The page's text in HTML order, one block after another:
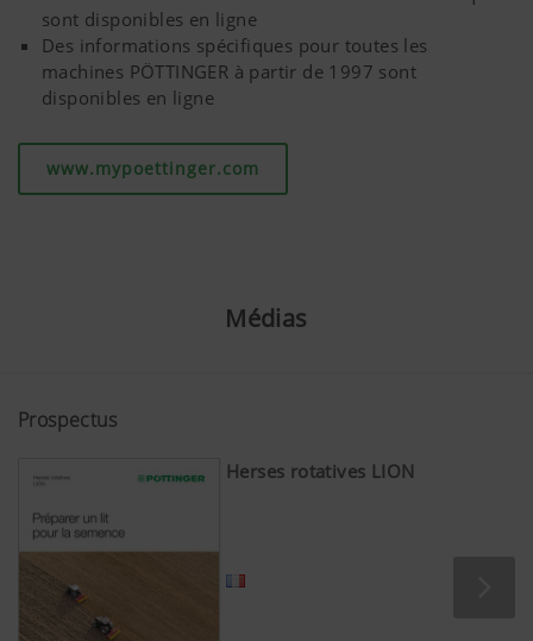
sont disponibles en ligne
Des informations spécifiques pour toutes les
machines PÖTTINGER à partir de 1997 sont
disponibles en ligne
www.mypoettinger.com
Médias
Prospectus
Herses rotatives LION